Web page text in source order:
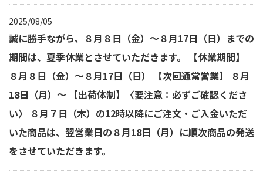
2025/08/05
誠に勝手ながら、８月８日（金）～８月17日（日）までの
期間は、夏季休業とさせていただきます。 【休業期間】
８月８日（金）～８月17日（日） 【次回通常営業】 ８月
18日（月）～ 【出荷体制】〈要注意：必ずご確認くださ
い〉 ８月７日（木）の12時以降にご注文・ご入金いただ
いた商品は、翌営業日の８月18日（月）に順次商品の発送
をさせていただきます。